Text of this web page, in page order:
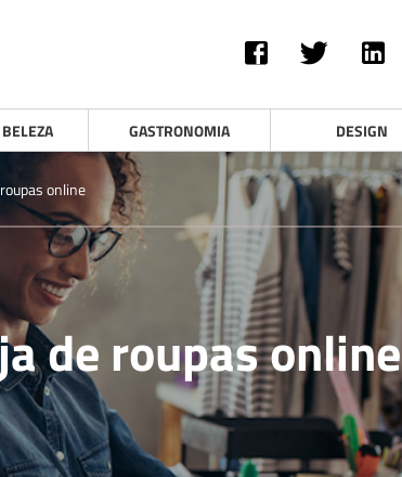
GASTRONOMIA DESIGN
online
de roupas online